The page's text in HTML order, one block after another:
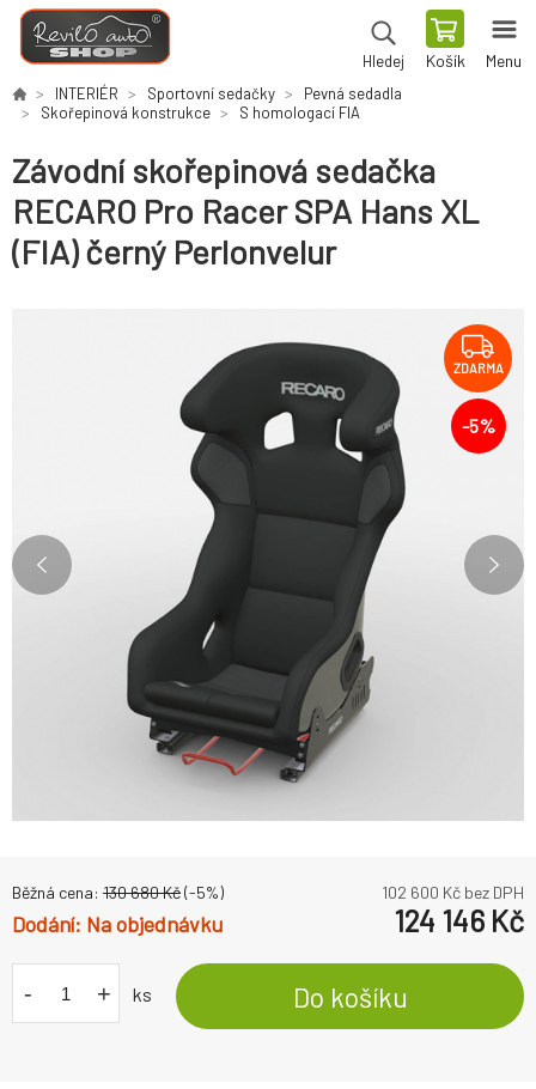
Hledej Košík Menu
INTERIÉR Sportovní sedačky
Pevná sedadla
Skořepinová konstrukce
S homologací FIA
Závodní skořepinová sedačka
RECARO Pro Racer SPA Hans XL
(FIA) černý Perlonvelur
ZDARMA
-5%
Běžná cena: 130 680Kč(-5%) 102 600 Kč bez DPH
Na objednávku 124 146 Kč
- + ks Do košíku